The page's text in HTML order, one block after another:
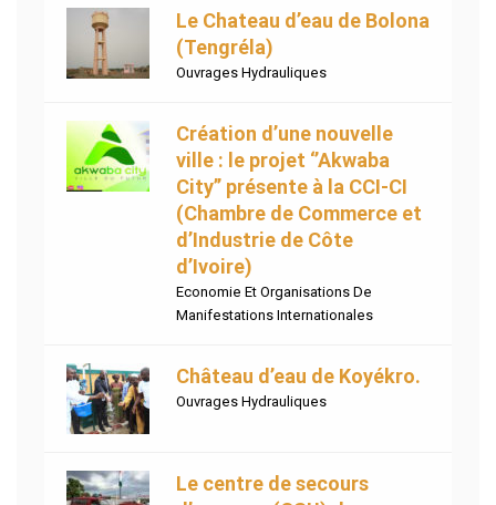
Le Chateau d’eau de Bolona
(Tengréla)
Ouvrages Hydrauliques
Création d’une nouvelle
ville : le projet ‘’Akwaba
City’’ présente à la CCI-CI
(Chambre de Commerce et
d’Industrie de Côte
d’Ivoire)
Economie Et Organisations De
Manifestations Internationales
Château d’eau de Koyékro.
Ouvrages Hydrauliques
Le centre de secours